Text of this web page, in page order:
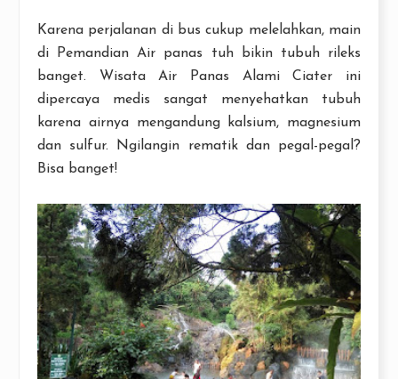
Karena perjalanan di bus cukup melelahkan, main
di Pemandian Air panas tuh bikin tubuh rileks
banget. Wisata Air Panas Alami Ciater ini
dipercaya medis sangat menyehatkan tubuh
karena airnya mengandung kalsium, magnesium
dan sulfur. Ngilangin rematik dan pegal-pegal?
Bisa banget!